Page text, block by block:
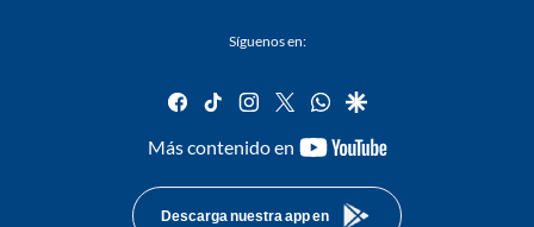
Síguenos en:
facebook
tiktok instagram
twitterwhatsapp
google
Más contenido en
youtube-
Descarga nuestra app en